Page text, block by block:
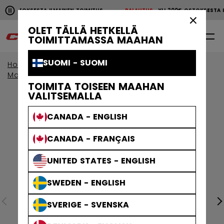
OLET TÄLLÄ HETKELLÄ
TOIMITTAMASSA MAAHAN
SUOMI - SUOMI
TOIMITA TOISEEN MAAHAN
VALITSEMALLA
CANADA - ENGLISH
CANADA - FRANÇAIS
UNITED STATES - ENGLISH
SWEDEN - ENGLISH
SVERIGE - SVENSKA
Pause the horizontal scroll animation.
OSTOKSESTA ILMAINEN TOIMITUSPALAUTUS YLI 200€ OSTOKSESTA
YLI 200€ OSTOKSESTA ILMAINEN TOIMITUS
Home Maalivahti
Maalivahdin suojat
Maalivahdin Räpylä & Kilpi